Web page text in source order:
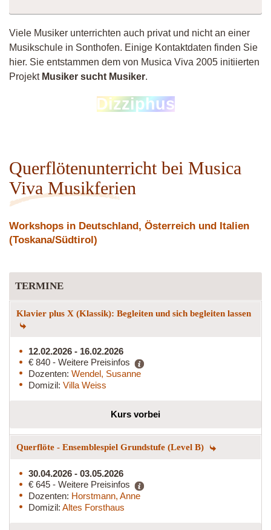
Viele Musiker unterrichten auch privat und nicht an einer
Musikschule in Sonthofen. Einige Kontaktdaten finden Sie
hier. Sie entstammen dem von Musica Viva 2005 initiierten
Projekt Musiker sucht Musiker.
Dizziphus
Querflötenunterricht bei Musica
Viva Musikferien
Workshops in Deutschland, Österreich und Italien
(Toskana/Südtirol)
TERMINE
Klavier plus X (Klassik): Begleiten und sich begleiten lassen
12.02.2026 - 16.02.2026
€ 840 - Weitere Preisinfos
Dozenten: Wendel, Susanne
Domizil: Villa Weiss
Kurs vorbei
Querflöte - Ensemblespiel Grundstufe (Level B)
30.04.2026 - 03.05.2026
€ 645 - Weitere Preisinfos
Dozenten: Horstmann, Anne
Domizil: Altes Forsthaus